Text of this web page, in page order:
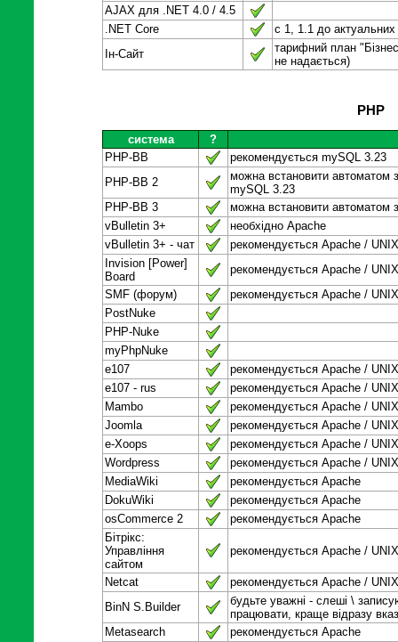
AJAX для .NET 4.0 / 4.5
.NET Core
c 1, 1.1 до актуальних
Ін-Сайт
тарифний план
не надається)
PHP
система
?
PHP-BB
рекомендується mySQL 3.23
PHP-BB 2
можна встановити автоматом
mySQL 3.23
PHP-BB 3
можна встановити автоматом з
vBulletin 3+
необхідно Apache
vBulletin 3+ - чат
рекомендується Apache / UNIX
Invision [Power]
Board
рекомендується Apache / UNIX
SMF (форум)
рекомендується Apache / UNIX
PostNuke
PHP-Nuke
myPhpNuke
e107
рекомендується Apache / UNIX
e107 - rus
рекомендується Apache / UNIX
Mambo
рекомендується Apache / UNIX
Joomla
рекомендується Apache / UNIX
e-Xoops
рекомендується Apache / UNIX
Wordpress
рекомендується Apache / UNIX
MediaWiki
рекомендується Apache
DokuWiki
рекомендується Apache
osCommerce 2
рекомендується Apache
Бітрікс:
Управління
сайтом
рекомендується Apache / UNIX
Netcat
рекомендується Apache / UNIX
BinN S.Builder
будьте уважні - слеші \
працювати, краще відразу
Metasearch
рекомендується Apache